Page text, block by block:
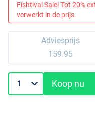
Fishtival Sale! Tot 20%
verwerkt in de prijs.
Adviesprijs
159.95
Koop nu